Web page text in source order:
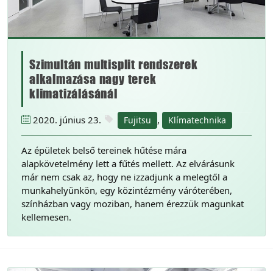
Szimultán multisplit rendszerek
alkalmazása nagy terek
klimatizálásánál
2020. június 23. Fujitsu , Klímatechnika
Az épületek belső tereinek hűtése mára
alapkövetelmény lett a fűtés mellett. Az elvárásunk
már nem csak az, hogy ne izzadjunk a melegtől a
munkahelyünkön, egy közintézmény váróterében,
színházban vagy moziban, hanem érezzük magunkat
kellemesen.